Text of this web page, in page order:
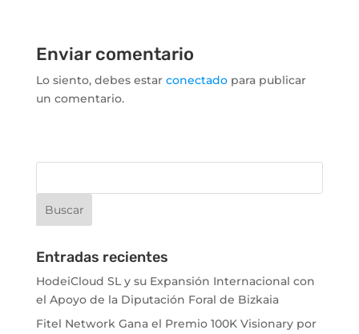
Enviar comentario
Lo siento, debes estar conectadopara publicar
un comentario.
Entradas recientes
HodeiCloud SL y su Expansión Internacional con
el Apoyo de la Diputación Foral de Bizkaia
Fitel Network Gana el Premio 100K Visionary por